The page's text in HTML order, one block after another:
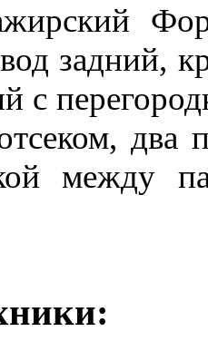
задний,
с
два
между